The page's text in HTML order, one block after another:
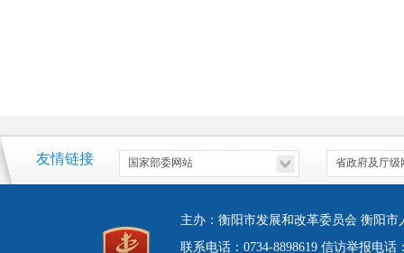
友情链接
主办：衡阳市发展和改革委员会 衡阳
联系电话：0734-8898619 信访举报电